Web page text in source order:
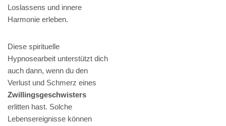
Loslassens und innere
Harmonie erleben.
Diese spirituelle
Hypnosearbeit unterstützt dich
auch dann, wenn du den
Verlust und Schmerz eines
Zwillingsgeschwisters
erlitten hast. Solche
Lebensereignisse können